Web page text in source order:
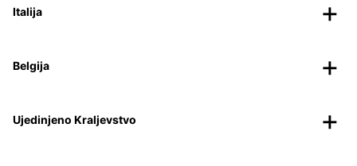
Italija
Belgija
Ujedinjeno Kraljevstvo